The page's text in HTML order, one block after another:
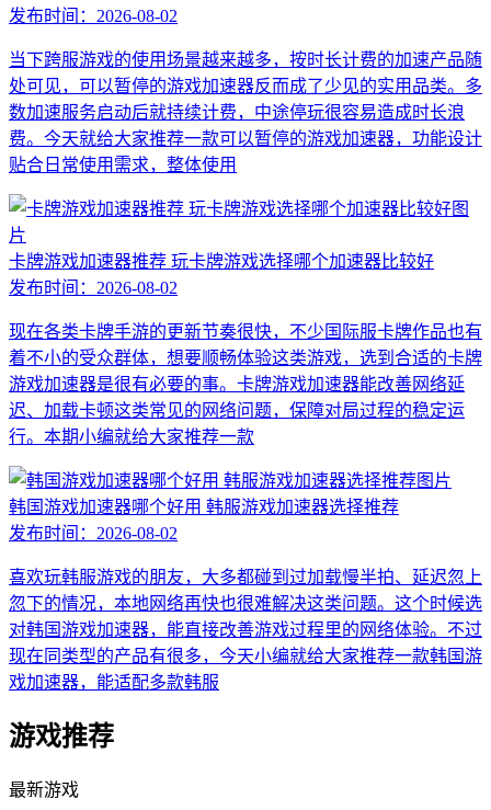
发布时间： 2026-08-02
当下跨服游戏的使用场景越来越多，按时长计费的加速产品随
处可见，可以暂停的游戏加速器反而成了少见的实用品类。多
数加速服务启动后就持续计费，中途停玩很容易造成时长浪
费。今天就给大家推荐一款可以暂停的游戏加速器，功能设计
贴合日常使用需求，整体使用
卡牌游戏加速器推荐 玩卡牌游戏选择哪个加速器比较好
发布时间： 2026-08-02
现在各类卡牌手游的更新节奏很快，不少国际服卡牌作品也有
着不小的受众群体，想要顺畅体验这类游戏，选到合适的卡牌
游戏加速器是很有必要的事。卡牌游戏加速器能改善网络延
迟、加载卡顿这类常见的网络问题，保障对局过程的稳定运
行。本期小编就给大家推荐一款
韩国游戏加速器哪个好用 韩服游戏加速器选择推荐
发布时间： 2026-08-02
喜欢玩韩服游戏的朋友，大多都碰到过加载慢半拍、延迟忽上
忽下的情况，本地网络再快也很难解决这类问题。这个时候选
对韩国游戏加速器，能直接改善游戏过程里的网络体验。不过
现在同类型的产品有很多，今天小编就给大家推荐一款韩国游
戏加速器，能适配多款韩服
游戏推荐
最新游戏